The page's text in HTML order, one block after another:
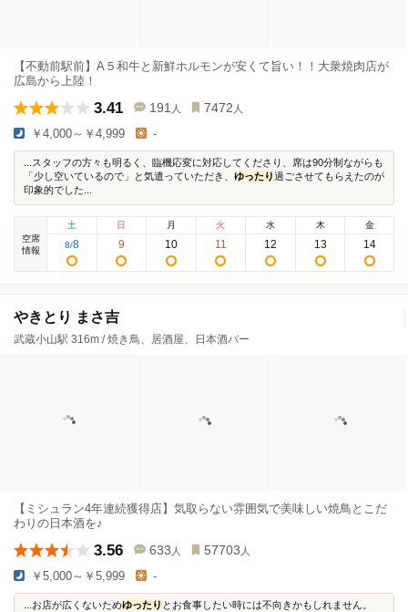
【不動前駅前】A５和牛と新鮮ホルモンが安くて旨い！！大衆焼肉店が
広島から上陸！
3.41 191 人 7472 人
￥4,000～￥4,999 -
...スタッフの方々も明るく、臨機応変に対応してくださり、席は90分制ながらも
「少し空いているので」と気遣っていただき、 ゆったり過ごさせてもらえたのが
印象的でした...
空席
情報
土
8/8
日
9
月
10
火
11
水
12
木
13
金
14
やきとり まさ吉
武蔵小山駅 316m / 焼き鳥、居酒屋、日本酒バー
【ミシュラン4年連続獲得店】気取らない雰囲気で美味しい焼鳥とこだ
わりの日本酒を♪
3.56 633 人 57703 人
￥5,000～￥5,999 -
...お店が広くないためゆったり とお食事したい時には不向きかもしれません。